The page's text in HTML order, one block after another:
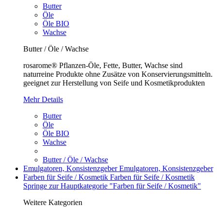
Butter
Öle
Öle BIO
Wachse
Butter / Öle / Wachse
rosarome® Pflanzen-Öle, Fette, Butter, Wachse sind
naturreine Produkte ohne Zusätze von Konservierungsmitteln.
geeignet zur Herstellung von Seife und Kosmetikprodukten
Mehr Details
Butter
Öle
Öle BIO
Wachse
Butter / Öle / Wachse
Emulgatoren, KonsistenzgeberEmulgatoren, Konsistenzgeber
Farben für Seife / Kosmetik Farben für Seife / Kosmetik
Springe zur Hauptkategorie "Farben für Seife / Kosmetik"
Weitere Kategorien